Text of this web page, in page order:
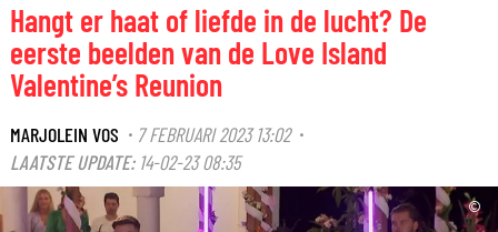
Hangt er haat of liefde in de lucht? De
eerste beelden van de Love Island
Valentine’s Reunion
MARJOLEIN VOS · 7 FEBRUARI 2023 13:02·
LAATSTE UPDATE: 14-02-23 08:35
©